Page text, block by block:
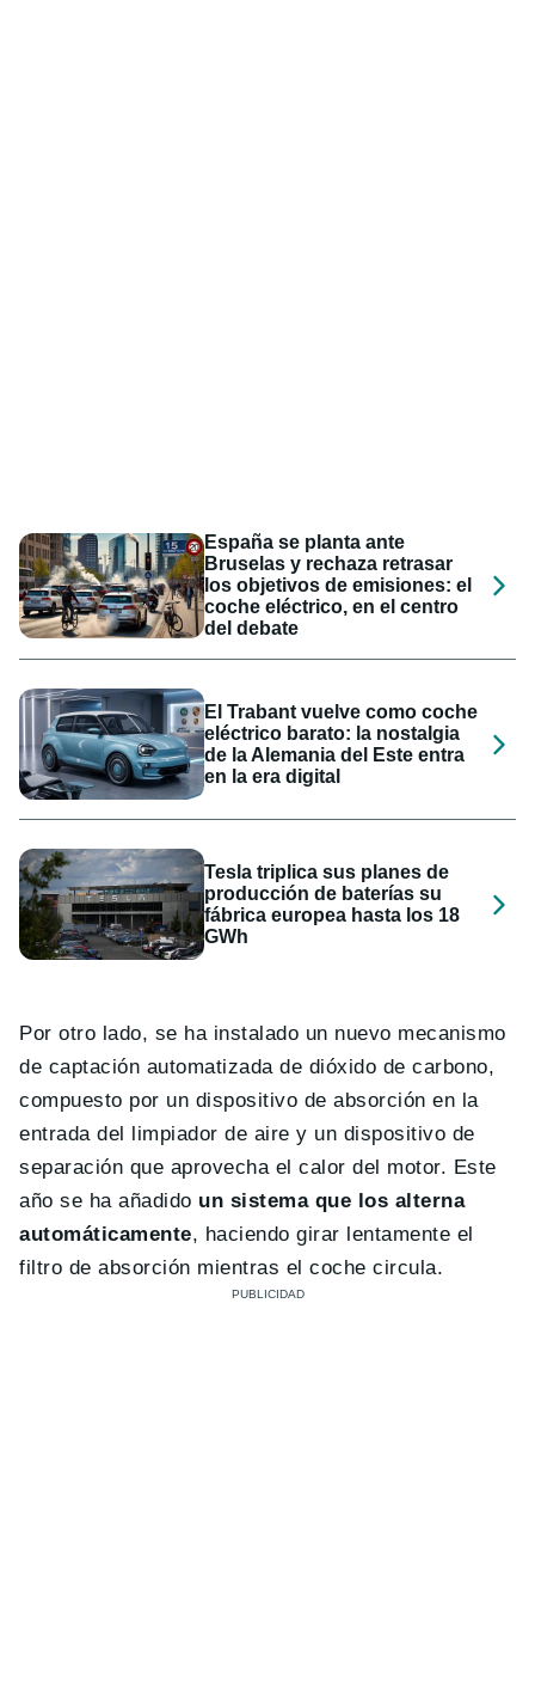
España se planta ante
Bruselas y rechaza retrasar
los objetivos de emisiones: el
coche eléctrico, en el centro
del debate
El Trabant vuelve como coche
eléctrico barato: la nostalgia
de la Alemania del Este entra
en la era digital
Tesla triplica sus planes de
producción de baterías su
fábrica europea hasta los 18
GWh
Por otro lado, se ha instalado un nuevo mecanismo
de captación automatizada de dióxido de carbono,
compuesto por un dispositivo de absorción en la
entrada del limpiador de aire y un dispositivo de
separación que aprovecha el calor del motor. Este
año se ha añadido un sistema que los alterna
automáticamente, haciendo girar lentamente el
filtro de absorción mientras el coche circula.